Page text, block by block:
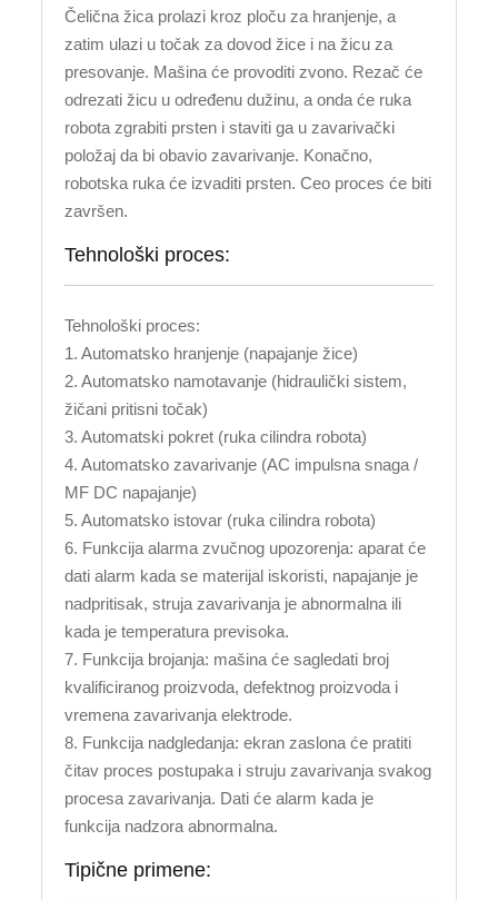
Čelična žica prolazi kroz ploču za hranjenje, a
zatim ulazi u točak za dovod žice i na žicu za
presovanje. Mašina će provoditi zvono. Rezač će
odrezati žicu u određenu dužinu, a onda će ruka
robota zgrabiti prsten i staviti ga u zavarivački
položaj da bi obavio zavarivanje. Konačno,
robotska ruka će izvaditi prsten. Ceo proces će biti
završen.
Tehnološki proces:
Tehnološki proces:
1. Automatsko hranjenje (napajanje žice)
2. Automatsko namotavanje (hidraulički sistem,
žičani pritisni točak)
3. Automatski pokret (ruka cilindra robota)
4. Automatsko zavarivanje (AC impulsna snaga /
MF DC napajanje)
5. Automatsko istovar (ruka cilindra robota)
6. Funkcija alarma zvučnog upozorenja: aparat će
dati alarm kada se materijal iskoristi, napajanje je
nadpritisak, struja zavarivanja je abnormalna ili
kada je temperatura previsoka.
7. Funkcija brojanja: mašina će sagledati broj
kvalificiranog proizvoda, defektnog proizvoda i
vremena zavarivanja elektrode.
8. Funkcija nadgledanja: ekran zaslona će pratiti
čitav proces postupaka i struju zavarivanja svakog
procesa zavarivanja. Dati će alarm kada je
funkcija nadzora abnormalna.
Tipične primene: